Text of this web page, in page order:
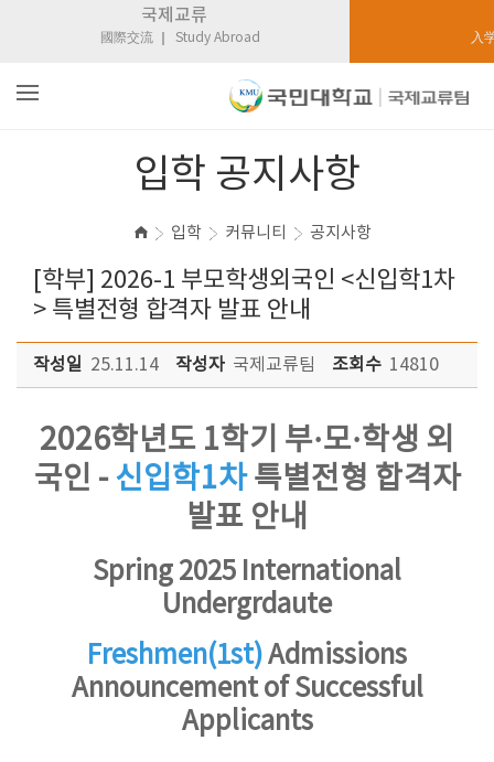
국제교류
國際交流 Study Abroad 入
입학 공지사항
입학 커뮤니티 공지사항
[학부] 2026-1 부모학생외국인 <신입학1차
> 특별전형 합격자 발표 안내
작성일 25.11.14 작성자 국제교류팀 조회수 14810
2026학년도 1학기 부·모·학생 외
국인 -신입학1차특별전형 합격자
발표 안내
Spring 2025 International
Undergrdaute
Freshmen(1st)Admissions
Announcement of Successful
Applicants